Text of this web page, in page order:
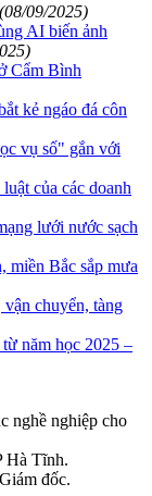
(08/09/2025)
AI biến ảnh
Cẩm Bình
kẻ ngáo đá côn
vụ số" gắn với
của các doanh
lưới nước sạch
miền Bắc sắp mưa
chuyển, tàng
năm học 2025 –
nghề nghiệp cho
Hà Tĩnh.
đốc.